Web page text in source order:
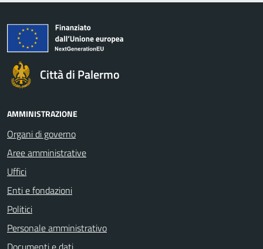
Città di Palermo
AMMINISTRAZIONE
Organi di governo
Aree amministrative
Uffici
Enti e fondazioni
Politici
Personale amministrativo